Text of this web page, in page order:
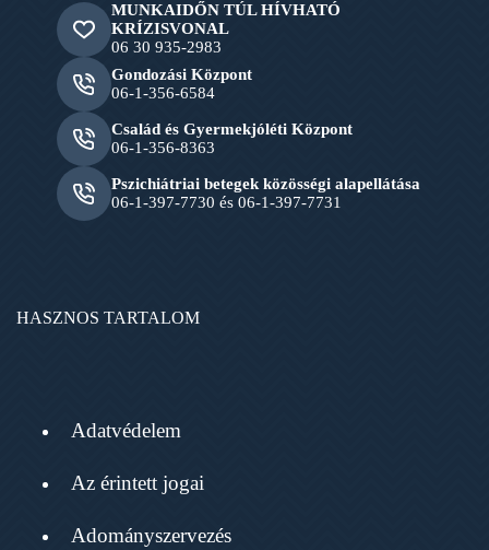
MUNKAIDŐN TÚL HÍVHATÓ
KRÍZISVONAL
06 30 935-2983
Gondozási Központ
06-1-356-6584
Család és Gyermekjóléti Központ
06-1-356-8363
Pszichiátriai betegek közösségi alapellátása
06-1-397-7730 és 06-1-397-7731
HASZNOS TARTALOM
Adatvédelem
Az érintett jogai
Adományszervezés